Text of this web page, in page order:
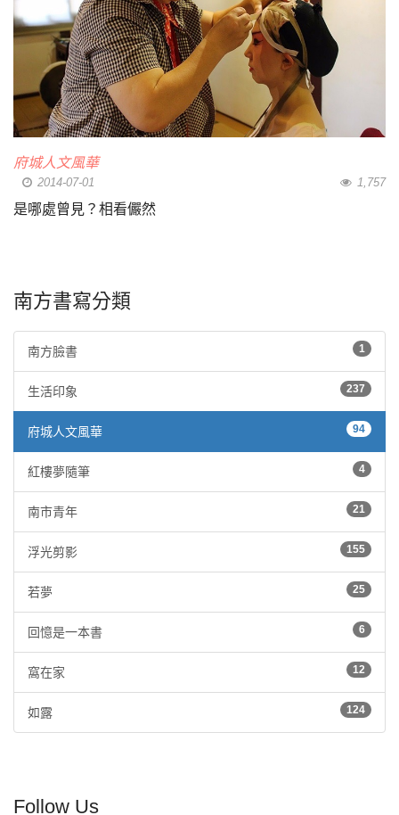
府城人文風華
2014-07-01 1,757
是哪處曾見？相看儼然
南方書寫分類
南方臉書 1
生活印象 237
府城人文風華 94
紅樓夢隨筆 4
南市青年 21
浮光剪影 155
若夢 25
回憶是一本書 6
窩在家 12
如露 124
Follow Us